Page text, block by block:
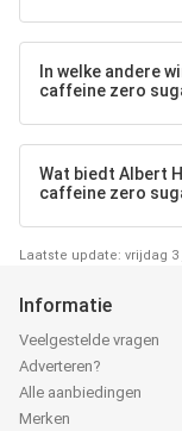
In welke andere
caffeine zero
Wat biedt Albert
caffeine zero
Laatste update: vrijdag 3
Informatie
Veelgestelde vragen
Adverteren?
Alle aanbiedingen
Merken